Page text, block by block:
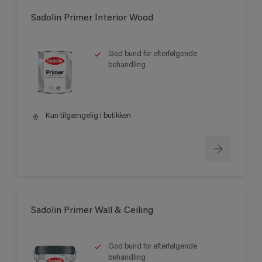
Sadolin Primer Interior Wood
God bund for efterfølgende
behandling
Kun tilgængelig i butikken
Sadolin Primer Wall & Ceiling
God bund for efterfølgende
behandling